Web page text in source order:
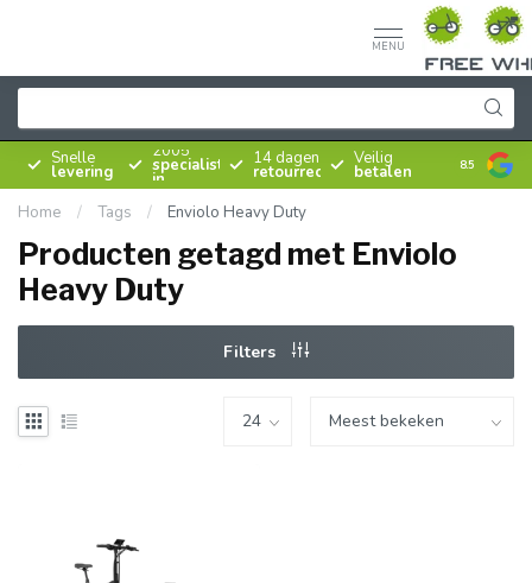
MENU
Snelle
levering
Sinds
2005
specialist
in
rijwielen
14 dagen
retourrecht
Veilig
betalen 8.5
Home / Tags / Enviolo Heavy Duty
Producten getagd met Enviolo
Heavy Duty
Filters